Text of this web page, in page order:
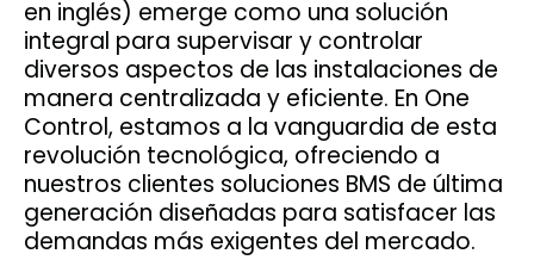
en inglés) emerge como una solución
integral para supervisar y controlar
diversos aspectos de las instalaciones de
manera centralizada y eficiente. En One
Control, estamos a la vanguardia de esta
revolución tecnológica, ofreciendo a
nuestros clientes soluciones BMS de última
generación diseñadas para satisfacer las
demandas más exigentes del mercado.